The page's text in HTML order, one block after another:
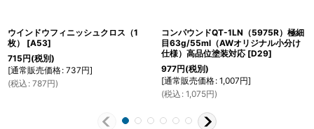
ウインドウフィニッシュクロス（1
枚）
[A53]
715円(税別)
[通常販売価格: 737円]
(税込 : 787円)
コンパウンドQT-1LN（5975R）極細
目63g/55ml（AWオリジナル小分け
仕様）高品位塗装対応 [D29]
977円(税別)
[通常販売価格: 1,007円]
(税込 : 1,075円)